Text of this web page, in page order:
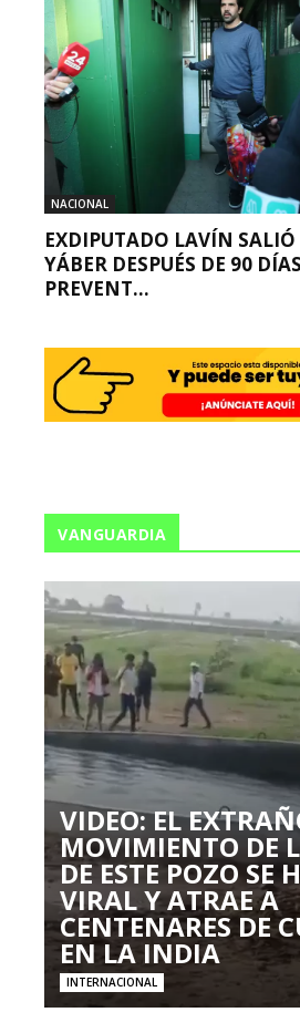
NACIONAL
EXDIPUTADO LAVÍN
YÁBER DESPUÉS DE 90
PREVENT...
VANGUARDIA
VIDEO: EL
MOVIMIENTO DE
DE ESTE POZO SE
VIRAL Y ATRAE A
CENTENARES DE
EN LA INDIA
INTERNACIONAL